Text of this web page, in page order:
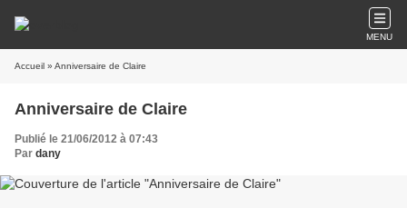
MENU
Accueil » Anniversaire de Claire
Anniversaire de Claire
Publié le 21/06/2012 à 07:43
Par dany